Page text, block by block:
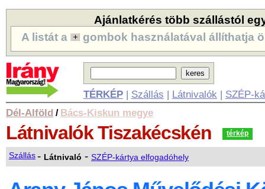
Ajánlatkérés több szállástól
A listát a
gombok használatával állíthatja
TÉRKÉP| Szállás | Látnivalók | SZÉP-
Dél-Alföld / Bács-Kiskun megye
LátnivalókTiszakécskén térkép
Szállás- Látnivaló - SZÉP-kártya elfogadóhely